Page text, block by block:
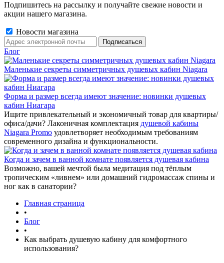
Подпишитесь на рассылку и получайте свежие новости и
акции нашего магазина.
Новости магазина
Блог
Маленькие секреты симметричных душевых кабин Niagara
Форма и размер всегда имеют значение: новинки душевых
кабин Ниагара
Ищите привлекательный и экономичный товар для квартиры/
офиса/дачи? Лаконичная комплектация душевой кабины
Niagara Promo удовлетворяет необходимым требованиям
современного дизайна и функциональности.
Когда и зачем в ванной комнате появляется душевая кабина
Возможно, вашей мечтой была медитация под тёплым
тропическим «ливнем» или домашний гидромассаж спины и
ног как в санатории?
Главная страница
•
Блог
•
Как выбрать душевую кабину для комфортного
использования?